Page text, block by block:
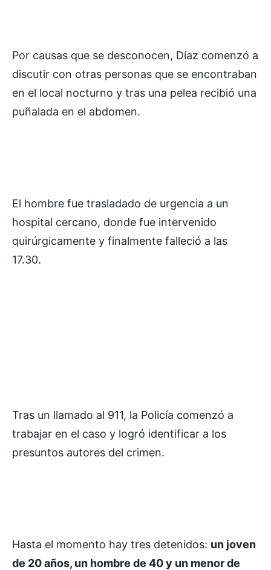
Por causas que se desconocen, Díaz comenzó a
discutir con otras personas que se encontraban
en el local nocturno y tras una pelea recibió una
puñalada en el abdomen.
El hombre fue trasladado de urgencia a un
hospital cercano, donde fue intervenido
quirúrgicamente y finalmente falleció a las
17.30.
Tras un llamado al 911, la Policía comenzó a
trabajar en el caso y logró identificar a los
presuntos autores del crimen.
Hasta el momento hay tres detenidos: un joven
de 20 años, un hombre de 40 y un menor de